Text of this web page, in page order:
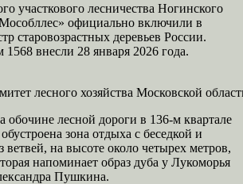
участкового лесничества Ногинского
официально включили в
старовозрастных деревьев России.
внесли 28 января 2026 года.
лесного хозяйства Московской
обочине лесной дороги в 136-м квартале
зона отдыха с беседкой и
на высоте около четырех метров,
напоминает образ дуба у Лукоморья
Пушкина.